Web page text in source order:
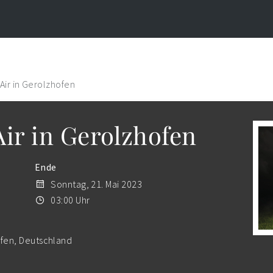
in Gerolzhofen
in Gerolzhofen
Ende
Sonntag, 21. Mai 2023
03:00 Uhr
Deutschland